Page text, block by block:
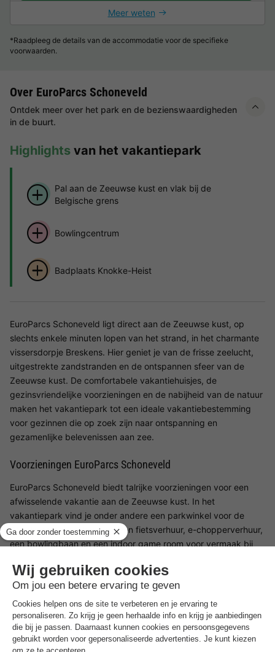
Meer weten
*Raadpleeg de details van de accommodatie voor de specifieke
voorwaarden.
Over EuroParcs Schoneveld
Ontdek meer over het park en de bezienswaardigheden
in de buurt.
Highlights van het vakantiepark
Pal aan de Zeeuwse kust en vlak bij de
Belgische grens
Bowlingcentrum
Badplaats Knokke-Heist
EuroParcs Schoneveld ligt direct aan de Zeeuwse kust, op
slechts enkele minuten lopen van het strand, in het charmante
vissersdorpje Breskens. Hier geniet je van de frisse zeelucht,
uitgestrekte zandstranden en de ontspannen sfeer van de
Zeeuwse kust. De comfortabele vakantiehuisjes, de
gezinsvriendelijke voorzieningen en de nabijheid van de natuur
maken het vakantiepark tot een ideale vakantiebestemming
voor gezinnen die op zoek zijn naar ontspanning en
gezamenlijke belevenissen aan zee.
Voorzieningen EuroParcs Schoneveld
EuroParcs Schoneveld biedt talrijke voorzieningen voor een
afwisselende vakantie aan de Zeeuwse kust. In het
vakantiepark vind je onder andere een parkwinkel voor de
dagelijkse boodschappen, een fietsverhuur, e-chopperverhuur,
een bowlingbaan en een indoor game room voor vermaak bij
beschikbaar, zoals wifi, een wasruimte en diverse foodboxen
die rechtstreeks bij je accommodatie kunnen worden bezorgd.
Dankzij de veelzijdige vrijetijdsmogelijkheden is er zowel voor
ontspanning als voor afwisseling gezorgd.
Voorzieningen voor kinderen bij EuroParcs Schoneveld